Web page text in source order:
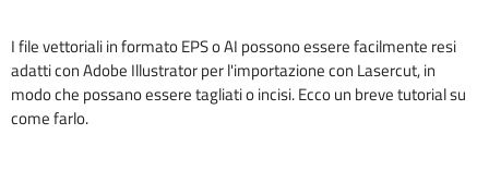
I file vettoriali in formato EPS o AI possono essere facilmente resi
adatti con Adobe Illustrator per l'importazione con Lasercut, in
modo che possano essere tagliati o incisi. Ecco un breve tutorial su
come farlo.